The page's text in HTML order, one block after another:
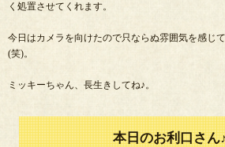
く処置させてくれます。
今日はカメラを向けたので只ならぬ雰囲気を感じ
(笑)。
ミッキーちゃん、長生きしてね♪。
本日のお利口さん